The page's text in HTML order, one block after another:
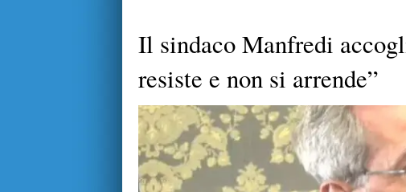
Il sindaco Manfredi
resiste e non si arrende”